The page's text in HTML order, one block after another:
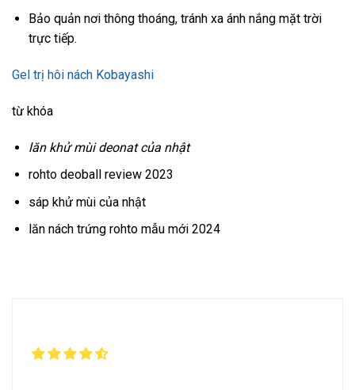
Bảo quản nơi thông thoáng, tránh xa ánh nắng mặt trời
trực tiếp.
Gel trị hôi nách Kobayashi
từ khóa
lăn khử mùi deonat của nhật
rohto deoball review 2023
sáp khử mùi của nhật
lăn nách trứng rohto mẫu mới 2024